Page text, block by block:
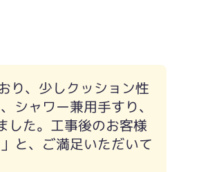
り、少しクッション性
シャワー兼用手すり、
した。工事後のお客様
と、ご満足いただいて